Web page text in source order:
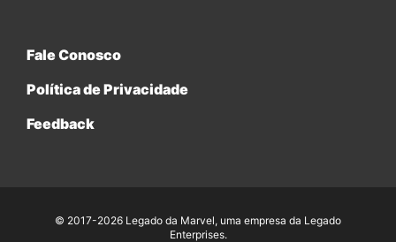
Fale Conosco
Política de Privacidade
Feedback
© 2017-2026 Legado da Marvel, uma empresa da Legado
Enterprises.